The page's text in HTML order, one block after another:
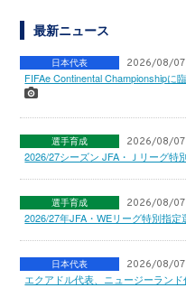
最新ニュース
日本代表 2026/08/07
FIFAe Continental Championshipに
選手育成 2026/08/07
2026/27シーズン JFA・Ｊリーグ
選手育成 2026/08/07
2026/27年JFA・WEリーグ特別指
日本代表 2026/08/07
エクアドル代表、ニュージーラン